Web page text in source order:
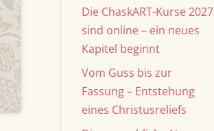
Die ChaskART-Kurse 2027
sind online – ein neues
Kapitel beginnt
Vom Guss bis zur
Fassung – Entstehung
eines Christusreliefs